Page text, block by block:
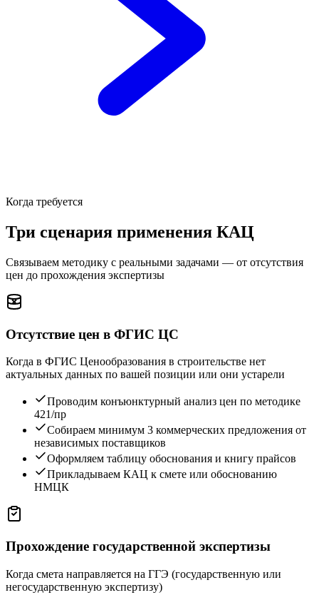
Когда требуется
Три сценария применения КАЦ
Связываем методику с реальными задачами — от отсутствия
цен до прохождения экспертизы
Отсутствие цен в ФГИС ЦС
Когда в ФГИС Ценообразования в строительстве нет
актуальных данных по вашей позиции или они устарели
Проводим конъюнктурный анализ цен по методике
421/пр
Собираем минимум 3 коммерческих предложения от
независимых поставщиков
Оформляем таблицу обоснования и книгу прайсов
Прикладываем КАЦ к смете или обоснованию
НМЦК
Прохождение государственной экспертизы
Когда смета направляется на ГГЭ (государственную или
негосударственную экспертизу)